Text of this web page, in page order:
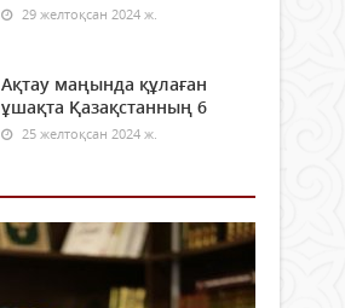
29 желтоқсан 2024 ж.
Ақтау маңында құлаған
ұшақта Қазақстанның 6
25 желтоқсан 2024 ж.